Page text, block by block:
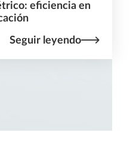
eficiencia en
Seguir leyendo